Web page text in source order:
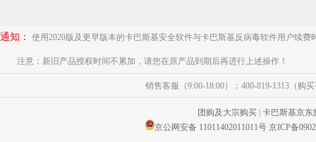
通知： 使用2020版及更早版本的卡巴斯基安全软件与卡巴斯基反病毒软件用户续
注意：新旧产品授权时间不累加，请您在原产品到期后再进行上述操作！
销售客服（9:00-18:00）：400-819-1313（购
团购及大宗购买 卡巴斯基京东
京公网安备 11011402011011号 京ICP备